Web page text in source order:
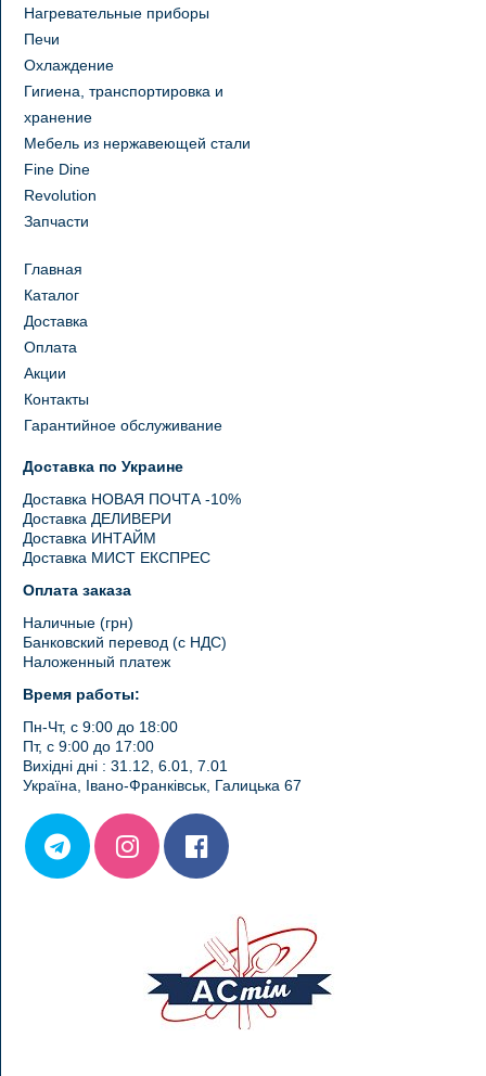
Нагревательные приборы
Печи
Охлаждение
Гигиена, транспортировка и
хранение
Мебель из нержавеющей стали
Fine Dine
Revolution
Запчасти
Главная
Каталог
Доставка
Оплата
Акции
Контакты
Гарантийное обслуживание
Доставка по Украине
Доставка НОВАЯ ПОЧТА -10%
Доставка ДЕЛИВЕРИ
Доставка ИНТАЙМ
Доставка МИСТ ЕКСПРЕС
Оплата заказа
Наличные (грн)
Банковский перевод (с НДС)
Наложенный платеж
Время работы:
Пн-Чт, с 9:00 до 18:00
Пт, с 9:00 до 17:00
Вихідні дні : 31.12, 6.01, 7.01
Україна, Івано-Франківськ, Галицька 67